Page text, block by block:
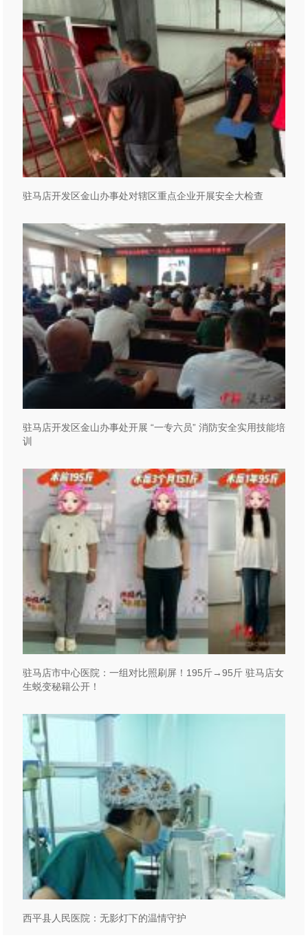
驻马店开发区金山办事处对辖区重点企业开展安全大检查
驻马店开发区金山办事处开展 “一专六员” 消防安全实用技能培
训
驻马店市中心医院：一组对比照刷屏！195斤→95斤 驻马店女
生蜕变秘籍公开！
西平县人民医院：无影灯下的温情守护